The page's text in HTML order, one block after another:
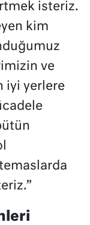
isteriz.
kim
ve
iyi yerlere